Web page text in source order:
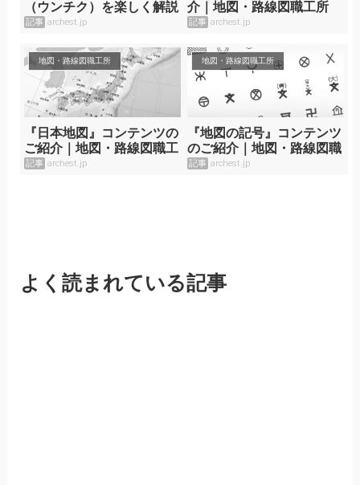
（ウンチク）を楽しく解説
記事 archest.jp
介｜地図・路線図職工所
記事 archest.jp
地図・路線図職工所
『日本地図』コンテンツの
ご紹介｜地図・路線図職工
所
記事 archest.jp
地図・路線図職工所
『地図の記号』コンテンツ
のご紹介｜地図・路線図職
工所
記事 archest.jp
よく読まれている記事